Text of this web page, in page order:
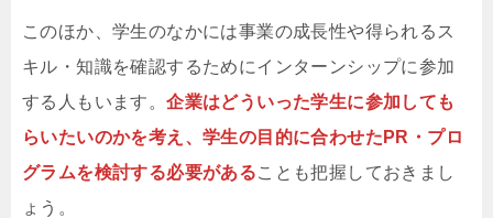
このほか、学生のなかには事業の成長性や得られるス
キル・知識を確認するためにインターンシップに参加
する人もいます。企業はどういった学生に参加しても
らいたいのかを考え、学生の目的に合わせたPR・プロ
グラムを検討する必要があることも把握しておきまし
ょう。